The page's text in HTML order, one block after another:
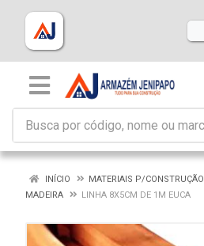
INÍCIO
MATERIAIS P/CONSTRUÇÃO
MADEIRA
LINHA 8X5CM DE 1M EUCA